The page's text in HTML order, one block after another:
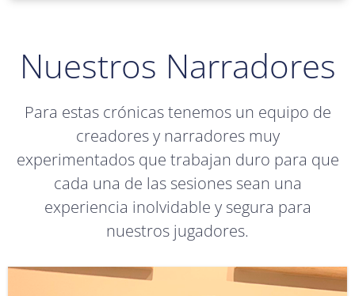
Nuestros Narradores
Para estas crónicas tenemos un equipo de
creadores y narradores muy
experimentados que trabajan duro para que
cada una de las sesiones sean una
experiencia inolvidable y segura para
nuestros jugadores.